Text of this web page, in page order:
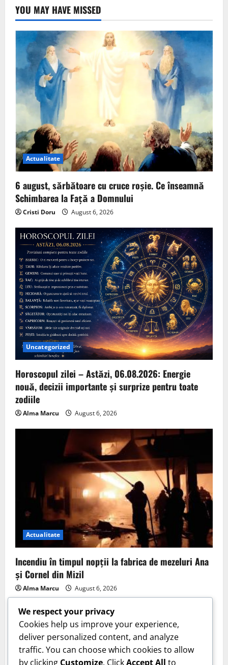
YOU MAY HAVE MISSED
Actualitate
6 august, sărbătoare cu cruce roșie. Ce înseamnă
Schimbarea la Față a Domnului
Cristi Doru August 6, 2026
Uncategorized
Horoscopul zilei – Astăzi, 06.08.2026: Energie
nouă, decizii importante și surprize pentru toate
zodiile
Alma Marcu August 6, 2026
Actualitate
Incendiu în timpul nopții la fabrica de mezeluri Ana
și Cornel din Mizil
Alma Marcu August 6, 2026
We respect your privacy
Cookies help us improve your experience,
deliver personalized content, and analyze
traffic. You can choose which cookies to allow
by clicking Customize. ClickAccept All to